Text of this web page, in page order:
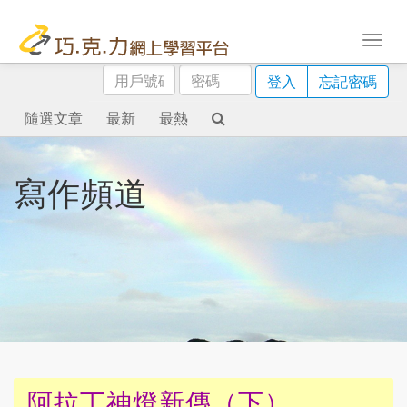
用
戶
號
碼
密
碼
登入
忘記密碼
隨選文章
最新 最熱
寫作頻道